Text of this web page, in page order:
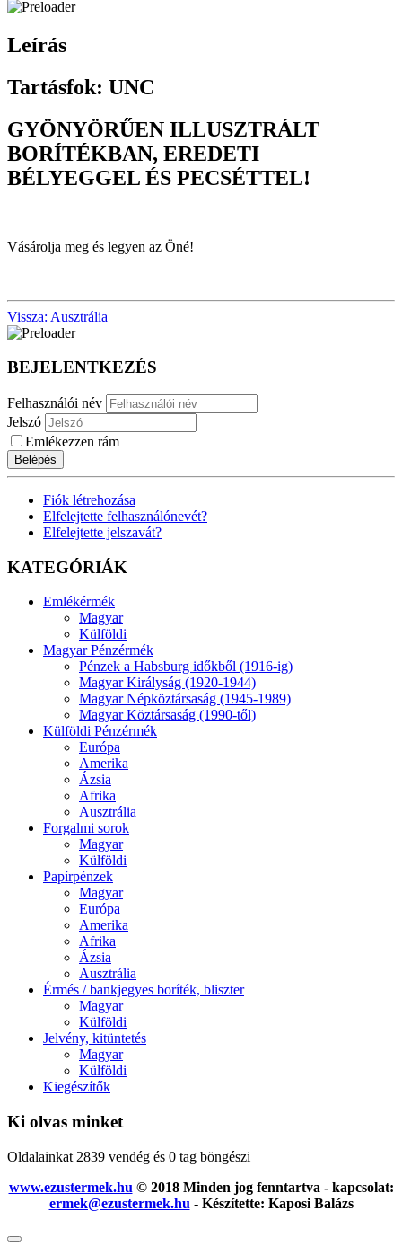
Leírás
Tartásfok: UNC
GYÖNYÖRŰEN ILLUSZTRÁLT
BORÍTÉKBAN, EREDETI
BÉLYEGGEL ÉS PECSÉTTEL!
Vásárolja meg és legyen az Öné!
Vissza: Ausztrália
BEJELENTKEZÉS
Felhasználói név
Jelszó
Emlékezzen rám
Belépés
Fiók létrehozása
Elfelejtette felhasználónevét?
Elfelejtette jelszavát?
KATEGÓRIÁK
Emlékérmék
Magyar
Külföldi
Magyar Pénzérmék
Pénzek a Habsburg időkből (1916-ig)
Magyar Királyság (1920-1944)
Magyar Népköztársaság (1945-1989)
Magyar Köztársaság (1990-től)
Külföldi Pénzérmék
Európa
Amerika
Ázsia
Afrika
Ausztrália
Forgalmi sorok
Magyar
Külföldi
Papírpénzek
Magyar
Európa
Amerika
Afrika
Ázsia
Ausztrália
Érmés / bankjegyes boríték, bliszter
Magyar
Külföldi
Jelvény, kitüntetés
Magyar
Külföldi
Kiegészítők
Ki olvas minket
Oldalainkat 2839 vendég és 0 tag böngészi
www.ezustermek.hu © 2018 Minden jog fenntartva - kapcsolat:
ermek@ezustermek.hu - Készítette: Kaposi Balázs